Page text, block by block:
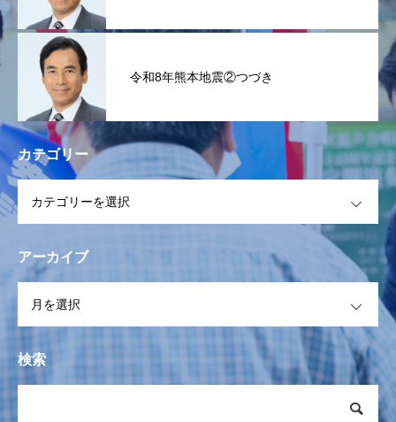
令和8年熊本地震②つづき
カテゴリー
アーカイブ
検索